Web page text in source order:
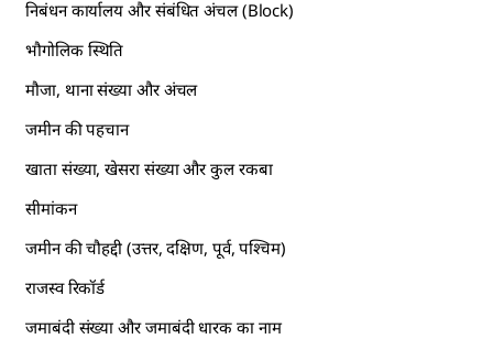
निबंधन कार्यालय और संबंधित अंचल (Block)
भौगोलिक स्थिति
मौजा, थाना संख्या और अंचल
जमीन की पहचान
खाता संख्या, खेसरा संख्या और कुल रकबा
सीमांकन
जमीन की चौहद्दी (उत्तर, दक्षिण, पूर्व, पश्चिम)
राजस्व रिकॉर्ड
जमाबंदी संख्या और जमाबंदी धारक का नाम